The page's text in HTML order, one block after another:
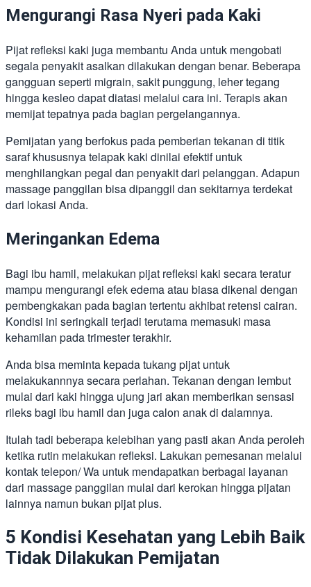
Mengurangi Rasa Nyeri pada Kaki
Pijat refleksi kaki juga membantu Anda untuk mengobati
segala penyakit asalkan dilakukan dengan benar. Beberapa
gangguan seperti migrain, sakit punggung, leher tegang
hingga kesleo dapat diatasi melalui cara ini. Terapis akan
memijat tepatnya pada bagian pergelangannya.
Pemijatan yang berfokus pada pemberian tekanan di titik
saraf khususnya telapak kaki dinilai efektif untuk
menghilangkan pegal dan penyakit dari pelanggan. Adapun
massage panggilan bisa dipanggil dan sekitarnya terdekat
dari lokasi Anda.
Meringankan Edema
Bagi ibu hamil, melakukan pijat refleksi kaki secara teratur
mampu mengurangi efek edema atau biasa dikenal dengan
pembengkakan pada bagian tertentu akhibat retensi cairan.
Kondisi ini seringkali terjadi terutama memasuki masa
kehamilan pada trimester terakhir.
Anda bisa meminta kepada tukang pijat untuk
melakukannnya secara perlahan. Tekanan dengan lembut
mulai dari kaki hingga ujung jari akan memberikan sensasi
rileks bagi ibu hamil dan juga calon anak di dalamnya.
Itulah tadi beberapa kelebihan yang pasti akan Anda peroleh
ketika rutin melakukan refleksi. Lakukan pemesanan melalui
kontak telepon/ Wa untuk mendapatkan berbagai layanan
dari massage panggilan mulai dari kerokan hingga pijatan
lainnya namun bukan pijat plus.
5 Kondisi Kesehatan yang Lebih Baik
Tidak Dilakukan Pemijatan